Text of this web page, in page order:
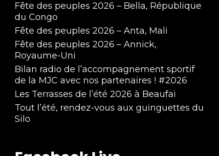
Fête des peuples 2026 – Bella, République
du Congo
Fête des peuples 2026 – Anta, Mali
Fête des peuples 2026 – Annick,
Royaume-Uni
Bilan radio de l’accompagnement sportif
de la MJC avec nos partenaires ! #2026
Les Terrasses de l’été 2026 à Beaufai
Tout l’été, rendez-vous aux guinguettes du
Silo